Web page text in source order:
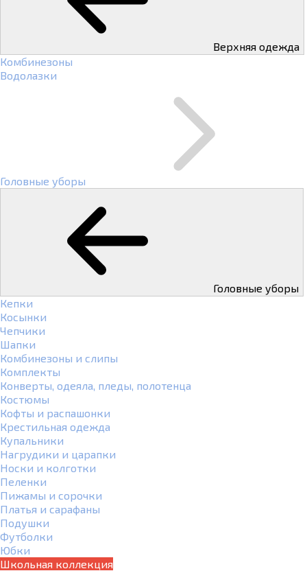
Верхняя одежда
Комбинезоны
Водолазки
Головные уборы
Головные уборы
Кепки
Косынки
Чепчики
Шапки
Комбинезоны и слипы
Комплекты
Конверты, одеяла, пледы, полотенца
Костюмы
Кофты и распашонки
Крестильная одежда
Купальники
Нагрудики и царапки
Носки и колготки
Пеленки
Пижамы и сорочки
Платья и сарафаны
Подушки
Футболки
Юбки
Школьная коллекция